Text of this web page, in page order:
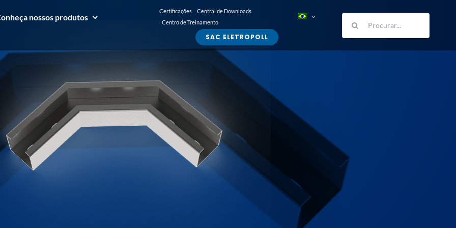
nossos produtos
Certificações
Central de Downloads
Centro de Treinamento
SAC ELETROPOLL
Buscar
resultados
para: